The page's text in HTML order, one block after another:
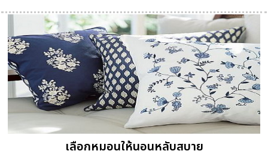
เลือกหมอนให้นอนหลับสบาย